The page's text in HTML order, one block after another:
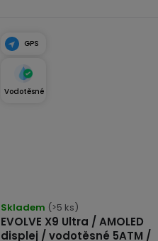
GPS
Vodotěsné
EVOLVE X9 Ultra / AMOLED
displej / vodotěsné 5ATM /
hodnocení
produktu
Skladem (>5 ks)